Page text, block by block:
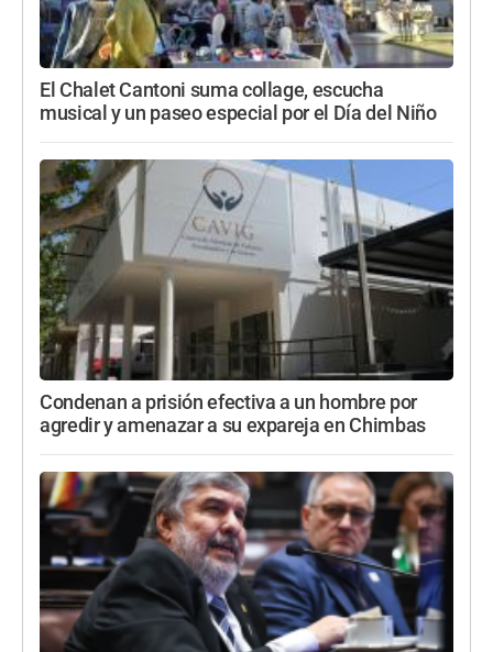
El Chalet Cantoni suma collage, escucha
musical y un paseo especial por el Día del Niño
Condenan a prisión efectiva a un hombre por
agredir y amenazar a su expareja en Chimbas